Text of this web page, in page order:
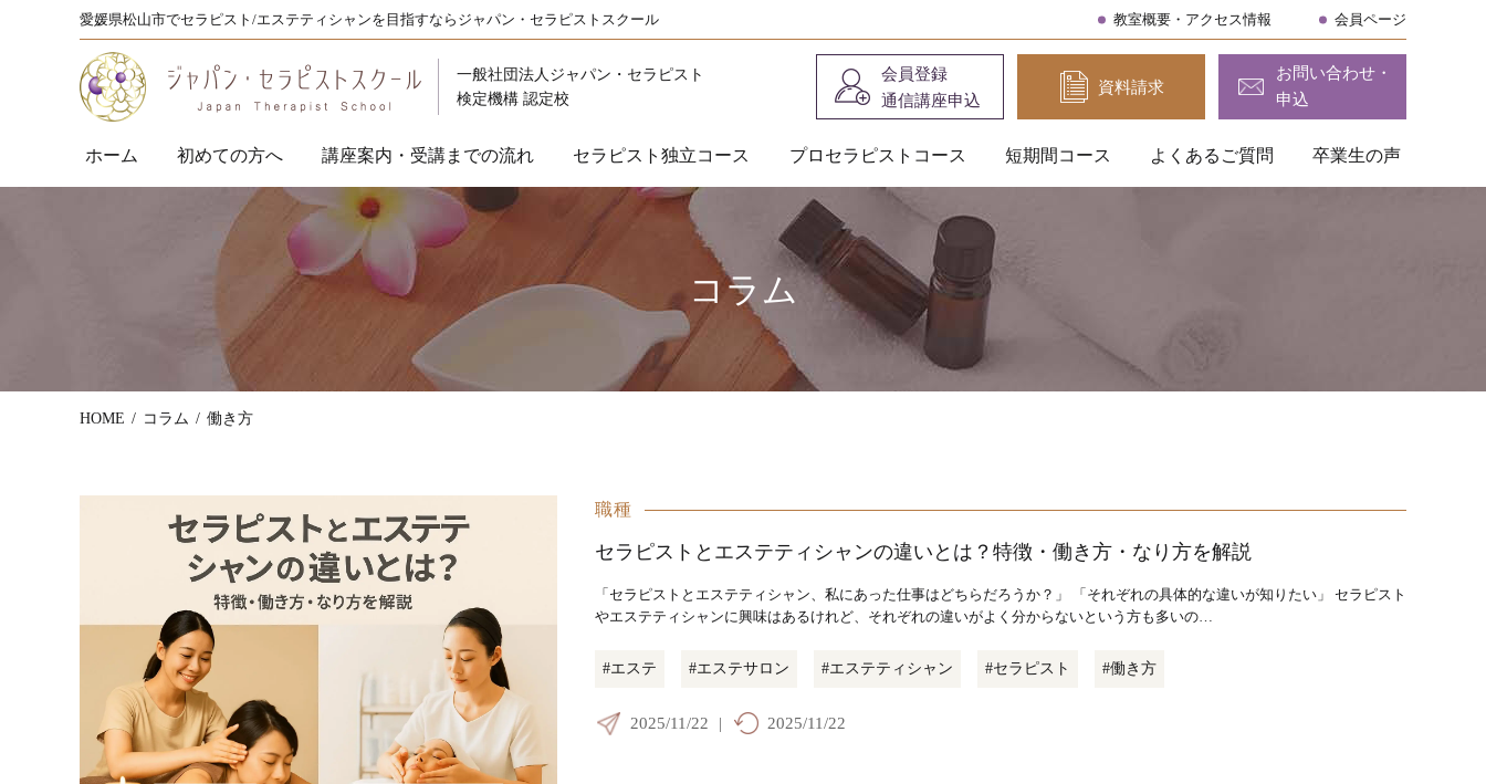
愛媛県松山市でセラピスト/エステティシャンを目指すならジャパン・セラピストスクール 教室概要・アクセス情報 会員ページ
一般社団法人ジャパン・セラピスト
検定機構 認定校
会員登録
通信講座申込
資料請求
お問い合わせ・
申込
ホーム 初めての方へ 講座案内・受講までの流れ セラピスト独立コース プロセラピストコース 短期間コース よくあるご質問 卒業生の声
コラム
HOME コラム 働き方
職種
セラピストとエステティシャンの違いとは？特徴・働き方・なり方を解説
「セラピストとエステティシャン、私にあった仕事はどちらだろうか？」 「それぞれの具体的な違いが知りたい」 セラピスト
やエステティシャンに興味はあるけれど、それぞれの違いがよく分からないという方も多いの…
#エステ #エステサロン #エステティシャン #セラピスト #働き方
2025/11/22 | 2025/11/22